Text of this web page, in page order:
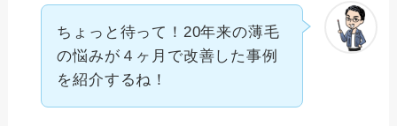
ちょっと待って！20年来の薄毛
の悩みが４ヶ月で改善した事例
を紹介するね！